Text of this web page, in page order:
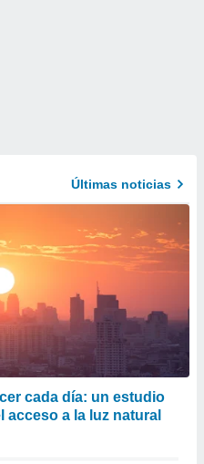
Últimas noticias
cada día: un estudio
acceso a la luz natural